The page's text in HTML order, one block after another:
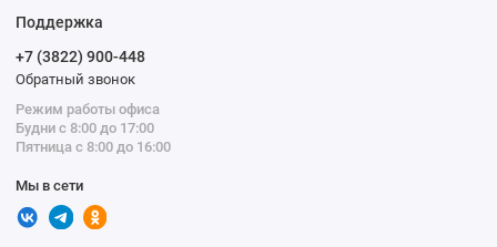
Поддержка
+7 (3822) 900-448
Обратный звонок
Режим работы офиса
Будни с 8:00 до 17:00
Пятница с 8:00 до 16:00
Мы в сети